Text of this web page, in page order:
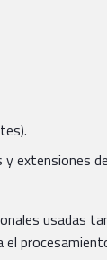
y extensiones
usadas